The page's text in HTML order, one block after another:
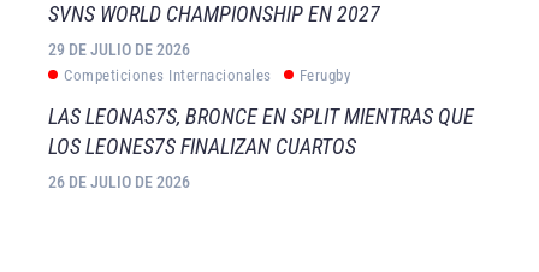
SVNS WORLD CHAMPIONSHIP EN 2027
29 DE JULIO DE 2026
Competiciones Internacionales Ferugby
LAS LEONAS7S, BRONCE EN SPLIT MIENTRAS QUE
LOS LEONES7S FINALIZAN CUARTOS
26 DE JULIO DE 2026